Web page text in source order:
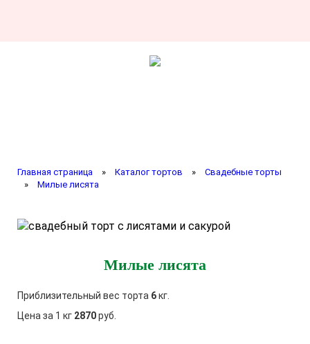
Главная страница » Каталог тортов »
Свадебные торты
»
Милые лисята
Милые лисята
Приблизительный вес торта 6кг.
Цена за 1 кг 2870руб.